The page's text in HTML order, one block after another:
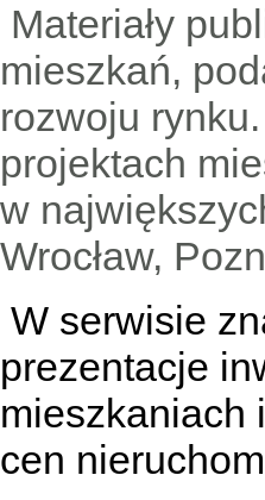
Materiały
mieszkań,
rozwoju
projektach
w
Wrocław,
W serwisie
prezentacje
mieszkaniach i
cen